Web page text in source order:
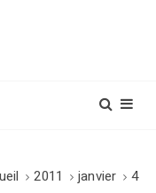
2011 janvier 4